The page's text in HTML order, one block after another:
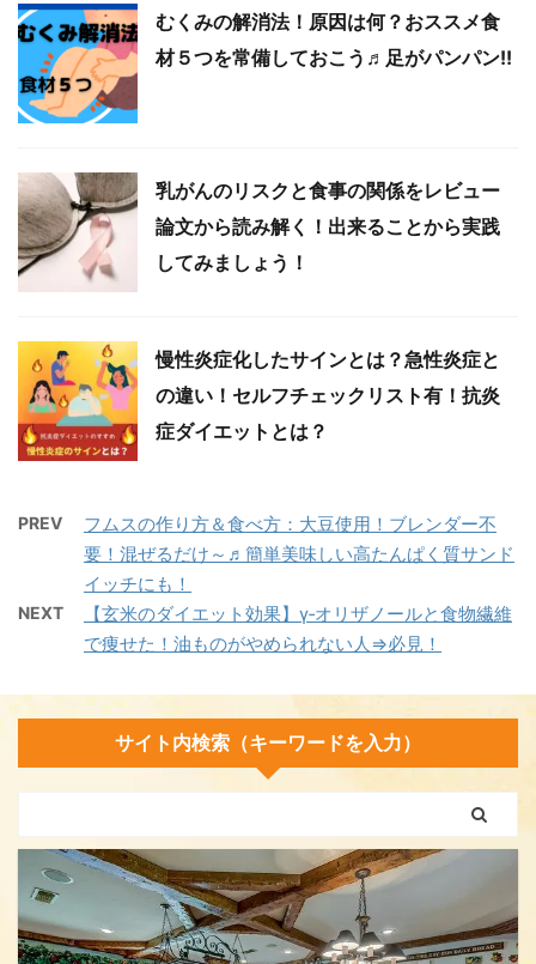
むくみの解消法！原因は何？おススメ食
材５つを常備しておこう♬足がパンパン!!
乳がんのリスクと食事の関係をレビュー
論文から読み解く！出来ることから実践
してみましょう！
慢性炎症化したサインとは？急性炎症と
の違い！セルフチェックリスト有！抗炎
症ダイエットとは？
PREV
フムスの作り方＆食べ方：大豆使用！ブレンダー不
要！混ぜるだけ～♬簡単美味しい高たんぱく質サンド
イッチにも！
NEXT
【玄米のダイエット効果】γ‐オリザノールと食物繊維
で痩せた！油ものがやめられない人⇒必見！
サイト内検索（キーワードを入力）